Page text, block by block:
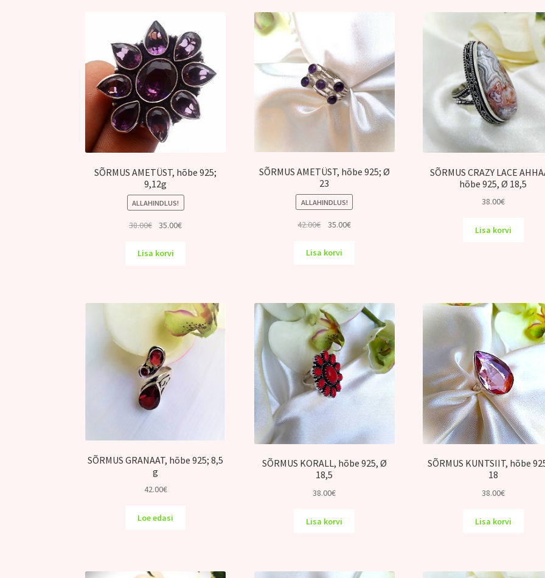
SÕRMUS AMETÜST, hõbe 925;
9,12g
ALLAHINDLUS!
38.00€
Algne
oli:
35.00€Praegune
Lisa korvi
SÕRMUS AMETÜST, hõbe 925; Ø
23
ALLAHINDLUS!
42.00€
Algne
oli:
35.00€Praegune
Lisa korvi
SÕRMUS CRAZY LACE
hõbe 925, Ø 18,5
38.00€
Lisa korvi
SÕRMUS GRANAAT, hõbe 925; 8,5
g
42.00€
Loe edasi
SÕRMUS KORALL, hõbe 925, Ø
18,5
38.00€
Lisa korvi
SÕRMUS KUNTSIIT, hõbe
18
38.00€
Lisa korvi